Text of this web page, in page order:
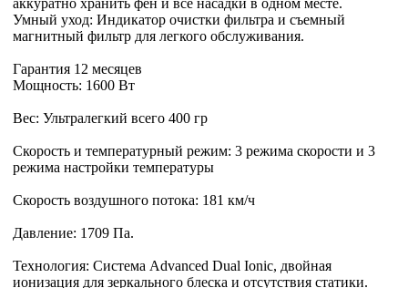
аккуратно хранить фен и все насадки в одном месте.
Умный уход: Индикатор очистки фильтра и съемный
магнитный фильтр для легкого обслуживания.
Гарантия 12 месяцев
Мощность: 1600 Вт
Вес: Ультралегкий всего 400 гр
Скорость и температурный режим: 3 режима скорости и 3
режима настройки температуры
Скорость воздушного потока: 181 км/ч
Давление: 1709 Па.
Технология: Система Advanced Dual Ionic, двойная
ионизация для зеркального блеска и отсутствия статики.